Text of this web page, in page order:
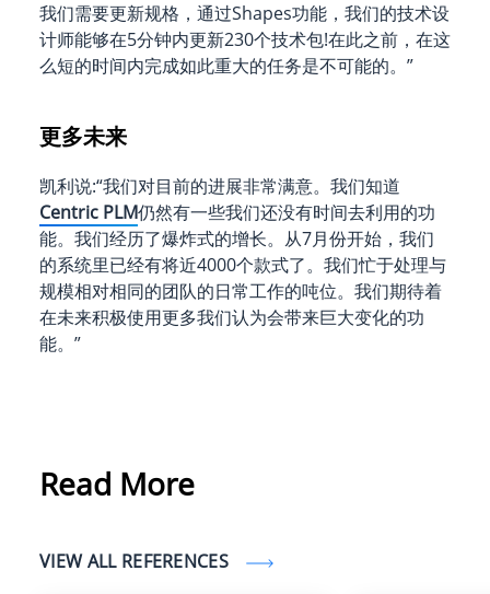
我们需要更新规格，通过Shapes功能，我们的技术设
计师能够在5分钟内更新230个技术包!在此之前，在这
么短的时间内完成如此重大的任务是不可能的。”
更多未来
凯利说:“我们对目前的进展非常满意。我们知道
Centric PLM仍然有一些我们还没有时间去利用的功
能。我们经历了爆炸式的增长。从7月份开始，我们
的系统里已经有将近4000个款式了。我们忙于处理与
规模相对相同的团队的日常工作的吨位。我们期待着
在未来积极使用更多我们认为会带来巨大变化的功
能。”
Read More
VIEW ALL REFERENCES